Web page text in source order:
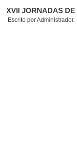
XVII JORNADAS
Escrito por